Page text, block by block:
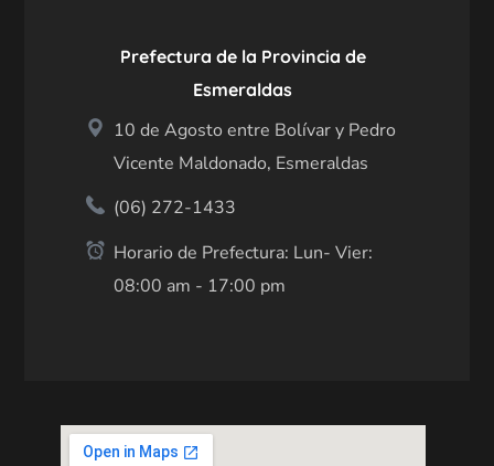
Prefectura de la Provincia de
Esmeraldas
10 de Agosto entre Bolívar y Pedro
Vicente Maldonado, Esmeraldas
(06) 272-1433
Horario de Prefectura: Lun- Vier:
08:00 am - 17:00 pm